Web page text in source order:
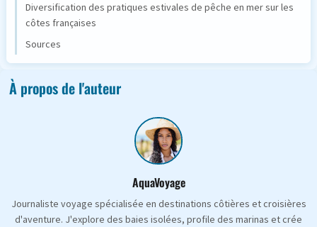
Diversification des pratiques estivales de pêche en mer sur les
côtes françaises
Sources
À propos de l'auteur
AquaVoyage
Journaliste voyage spécialisée en destinations côtières et croisières
d'aventure. J'explore des baies isolées, profile des marinas et crée